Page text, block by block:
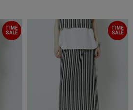
TIME
SALE
TIME
SALE